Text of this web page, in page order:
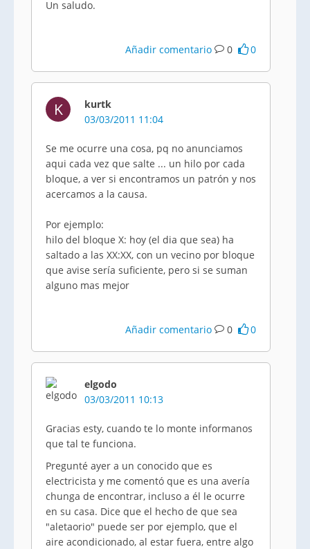
Un saludo.
Añadir comentario 0 0
K
kurtk
03/03/2011 11:04
Se me ocurre una cosa, pq no anunciamos
aqui cada vez que salte ... un hilo por cada
bloque, a ver si encontramos un patrón y nos
acercamos a la causa.
Por ejemplo:
hilo del bloque X: hoy (el dia que sea) ha
saltado a las XX:XX, con un vecino por bloque
que avise sería suficiente, pero si se suman
alguno mas mejor
Añadir comentario 0 0
elgodo
03/03/2011 10:13
Gracias esty, cuando te lo monte informanos
que tal te funciona.
Pregunté ayer a un conocido que es
electricista y me comentó que es una avería
chunga de encontrar, incluso a él le ocurre
en su casa. Dice que el hecho de que sea
"aletaorio" puede ser por ejemplo, que el
aire acondicionado, al estar fuera, entre algo